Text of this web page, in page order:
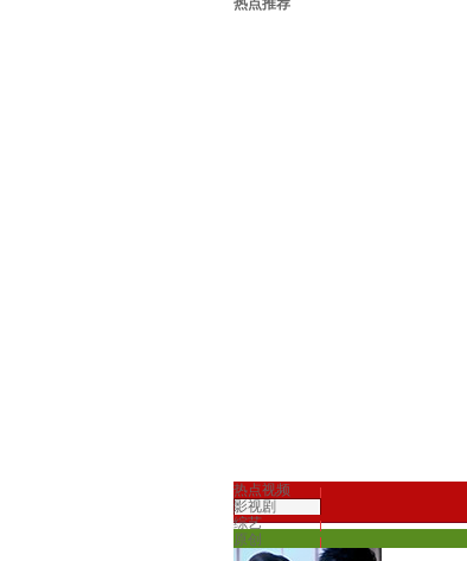
热点推荐
热点视频
影视剧
综艺
原创